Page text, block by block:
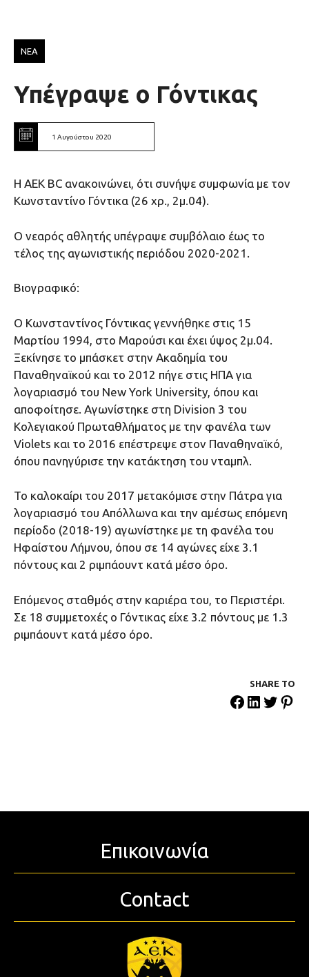
ΝΕΑ
Υπέγραψε ο Γόντικας
1 Αυγούστου 2020
Η ΑΕΚ ΒC ανακοινώνει, ότι συνήψε συμφωνία με τον
Κωνσταντίνο Γόντικα (26 χρ., 2μ.04).
Ο νεαρός αθλητής υπέγραψε συμβόλαιο έως το
τέλος της αγωνιστικής περιόδου 2020-2021.
Βιογραφικό:
Ο Κωνσταντίνος Γόντικας γεννήθηκε στις 15
Μαρτίου 1994, στο Μαρούσι και έχει ύψος 2μ.04.
Ξεκίνησε το μπάσκετ στην Ακαδημία του
Παναθηναϊκού και το 2012 πήγε στις ΗΠΑ για
λογαριασμό του New York University, όπου και
αποφοίτησε. Αγωνίστηκε στη Division 3 του
Κολεγιακού Πρωταθλήματος με την φανέλα των
Violets και το 2016 επέστρεψε στον Παναθηναϊκό,
όπου πανηγύρισε την κατάκτηση του νταμπλ.
Το καλοκαίρι του 2017 μετακόμισε στην Πάτρα για
λογαριασμό του Απόλλωνα και την αμέσως επόμενη
περίοδο (2018-19) αγωνίστηκε με τη φανέλα του
Ηφαίστου Λήμνου, όπου σε 14 αγώνες είχε 3.1
πόντους και 2 ριμπάουντ κατά μέσο όρο.
Επόμενος σταθμός στην καριέρα του, το Περιστέρι.
Σε 18 συμμετοχές ο Γόντικας είχε 3.2 πόντους με 1.3
ριμπάουντ κατά μέσο όρο.
SHARE ΤΟ
Επικοινωνία
Contact